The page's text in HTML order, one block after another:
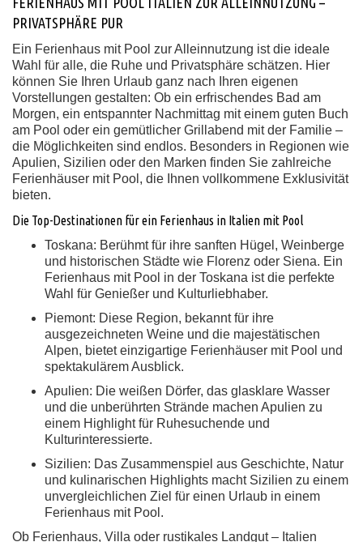
PRIVATSPHÄRE PUR
Ein Ferienhaus mit Pool zur Alleinnutzung ist die ideale
Wahl für alle, die Ruhe und Privatsphäre schätzen. Hier
können Sie Ihren Urlaub ganz nach Ihren eigenen
Vorstellungen gestalten: Ob ein erfrischendes Bad am
Morgen, ein entspannter Nachmittag mit einem guten Buch
am Pool oder ein gemütlicher Grillabend mit der Familie –
die Möglichkeiten sind endlos. Besonders in Regionen wie
Apulien, Sizilien oder den Marken finden Sie zahlreiche
Ferienhäuser mit Pool, die Ihnen vollkommene Exklusivität
bieten.
Die Top-Destinationen für ein Ferienhaus in Italien mit Pool
Toskana: Berühmt für ihre sanften Hügel, Weinberge
und historischen Städte wie Florenz oder Siena. Ein
Ferienhaus mit Pool in der Toskana ist die perfekte
Wahl für Genießer und Kulturliebhaber.
Piemont: Diese Region, bekannt für ihre
ausgezeichneten Weine und die majestätischen
Alpen, bietet einzigartige Ferienhäuser mit Pool und
spektakulärem Ausblick.
Apulien: Die weißen Dörfer, das glasklare Wasser
und die unberührten Strände machen Apulien zu
einem Highlight für Ruhesuchende und
Kulturinteressierte.
Sizilien: Das Zusammenspiel aus Geschichte, Natur
und kulinarischen Highlights macht Sizilien zu einem
unvergleichlichen Ziel für einen Urlaub in einem
Ferienhaus mit Pool.
Ob Ferienhaus, Villa oder rustikales Landgut – Italien